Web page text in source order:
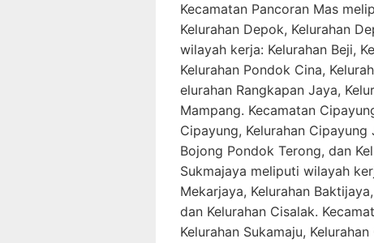
Kecamatan Pancoran Mas
Kelurahan Depok, Kelurahan
wilayah kerja: Kelurahan Beji,
Kelurahan Pondok Cina,
elurahan Rangkapan Jaya,
Mampang. Kecamatan
Cipayung, Kelurahan Cipayung
Bojong Pondok Terong, dan
Sukmajaya meliputi wilayah
Mekarjaya, Kelurahan
dan Kelurahan Cisalak.
Kelurahan Sukamaju,